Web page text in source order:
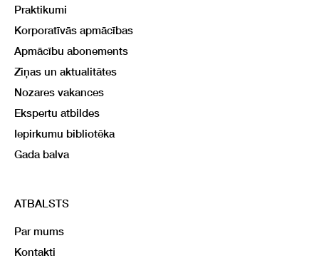
Praktikumi
Korporatīvās apmācības
Apmācību abonements
Ziņas un aktualitātes
Nozares vakances
Ekspertu atbildes
Iepirkumu bibliotēka
Gada balva
ATBALSTS
Par mums
Kontakti